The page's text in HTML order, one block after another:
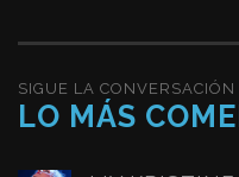
SIGUE LA CONVERSACIÓN
LO MÁS